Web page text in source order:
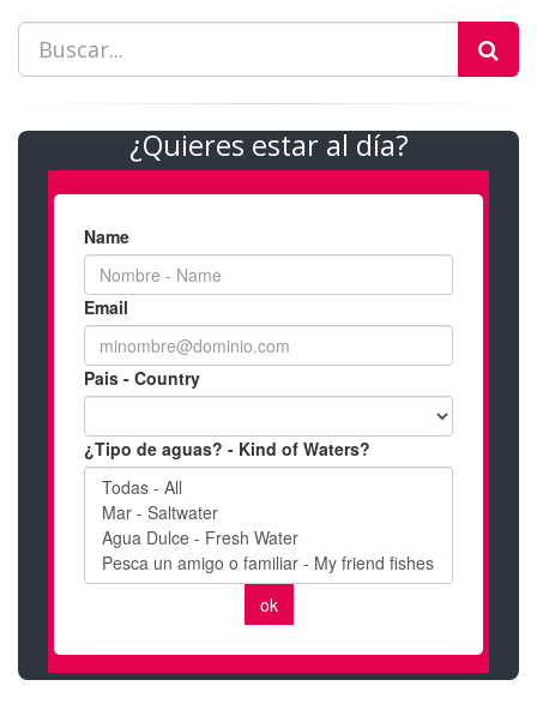
¿Quieres estar al día?